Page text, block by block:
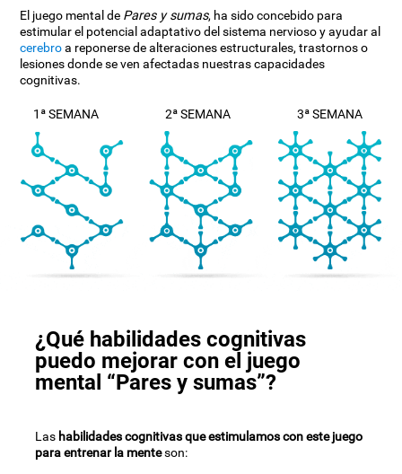
El juego mental de Pares y sumas, ha sido concebido para
estimular el potencial adaptativo del sistema nervioso y ayudar al
cerebroa reponerse de alteraciones estructurales, trastornos o
lesiones donde se ven afectadas nuestras capacidades
cognitivas.
1ª SEMANA 2ª SEMANA 3ª SEMANA
¿Qué habilidades cognitivas
puedo mejorar con el juego
mental “Pares y sumas”?
Las habilidades cognitivas que estimulamos con este juego
para entrenar la menteson: